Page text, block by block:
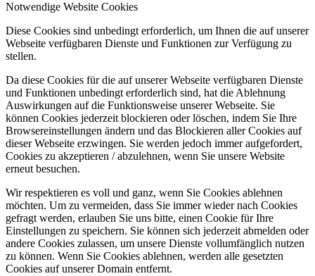
Notwendige Website Cookies
Diese Cookies sind unbedingt erforderlich, um Ihnen die auf unserer
Webseite verfügbaren Dienste und Funktionen zur Verfügung zu
stellen.
Da diese Cookies für die auf unserer Webseite verfügbaren Dienste
und Funktionen unbedingt erforderlich sind, hat die Ablehnung
Auswirkungen auf die Funktionsweise unserer Webseite. Sie
können Cookies jederzeit blockieren oder löschen, indem Sie Ihre
Browsereinstellungen ändern und das Blockieren aller Cookies auf
dieser Webseite erzwingen. Sie werden jedoch immer aufgefordert,
Cookies zu akzeptieren / abzulehnen, wenn Sie unsere Website
erneut besuchen.
Wir respektieren es voll und ganz, wenn Sie Cookies ablehnen
möchten. Um zu vermeiden, dass Sie immer wieder nach Cookies
gefragt werden, erlauben Sie uns bitte, einen Cookie für Ihre
Einstellungen zu speichern. Sie können sich jederzeit abmelden oder
andere Cookies zulassen, um unsere Dienste vollumfänglich nutzen
zu können. Wenn Sie Cookies ablehnen, werden alle gesetzten
Cookies auf unserer Domain entfernt.